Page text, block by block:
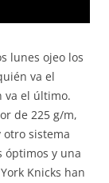
lunes ojeo los
va el
va el último.
de 225 g/m,
sistema
óptimos y una
Knicks han